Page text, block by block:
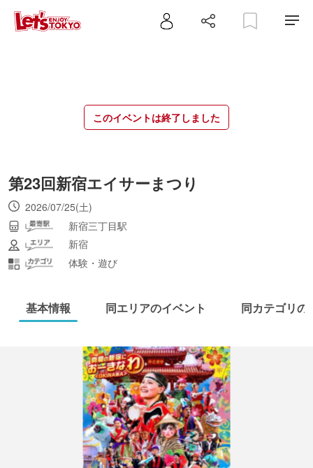
このイベントは終了しました
第23回新宿エイサーまつり
2026/07/25(土)
新宿三丁目駅
新宿
体験・遊び
基本情報 同エリアのイベント 同カテゴリの